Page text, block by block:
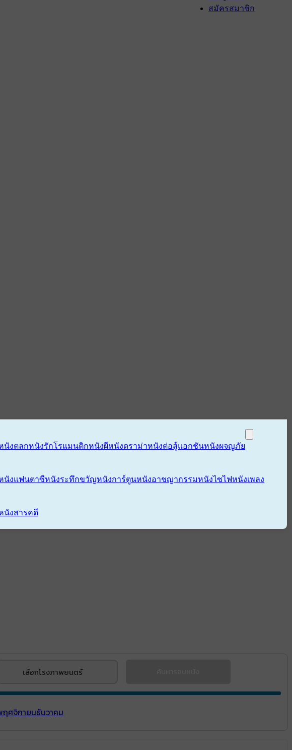
สมัครสมาชิก
นังตลกหนังรักโรแมนติกหนังผีหนังดราม่าหนังต่อสู้แอกชันหนังผจญภัย
นังแฟนตาซีหนังระทึกขวัญหนังการ์ตูนหนังอาชญากรรมหนังไซไฟหนังเพลง
นังสารคดี
เลือกโรงภาพยนตร์
ศจิกายนธันวาคม